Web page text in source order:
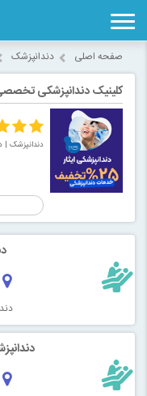
صفحه اصلی دندانپزشک
کلینیک دندانپزشکی
دندانپزشک |